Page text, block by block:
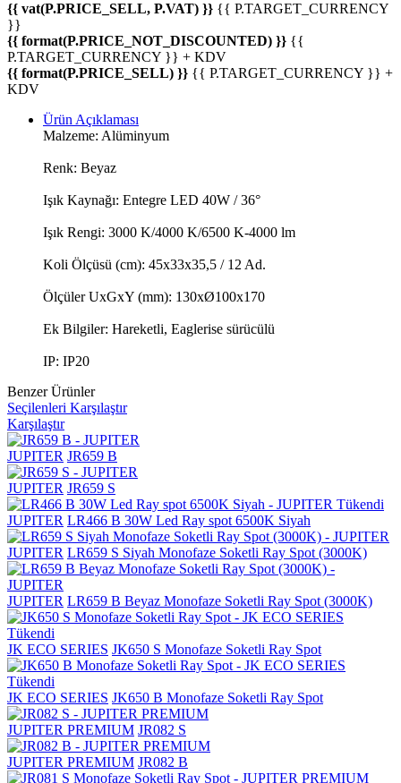
{{ vat(P.PRICE_SELL, P.VAT) }} {{ P.TARGET_CURRENCY
}}
{{ format(P.PRICE_NOT_DISCOUNTED) }} {{
P.TARGET_CURRENCY }} + KDV
{{ format(P.PRICE_SELL) }} {{ P.TARGET_CURRENCY }} +
KDV
Ürün Açıklaması
Malzeme: Alüminyum
Renk: Beyaz
Işık Kaynağı: Entegre LED 40W / 36°
Işık Rengi: 3000 K/4000 K/6500 K-4000 lm
Koli Ölçüsü (cm): 45x33x35,5 / 12 Ad.
Ölçüler UxGxY (mm): 130xØ100x170
Ek Bilgiler: Hareketli, Eaglerise sürücülü
IP: IP20
Benzer Ürünler
Seçilenleri Karşılaştır
Karşılaştır
JUPITER JR659 B
JUPITER JR659 S
Tükendi
JUPITER LR466 B 30W Led Ray spot 6500K Siyah
JUPITER LR659 S Siyah Monofaze Soketli Ray Spot (3000K)
JUPITER LR659 B Beyaz Monofaze Soketli Ray Spot (3000K)
Tükendi
JK ECO SERIES JK650 S Monofaze Soketli Ray Spot
Tükendi
JK ECO SERIES JK650 B Monofaze Soketli Ray Spot
JUPITER PREMIUM JR082 S
JUPITER PREMIUM JR082 B